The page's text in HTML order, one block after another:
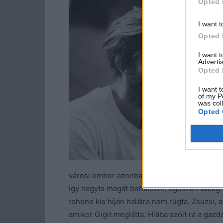
I want
Opted
I want
Opted
I want
of my
was
Opted
városi ember azonban nem ismerte őt és
Így hagyta magát behálózni, egészen
tehene kis híján halálra nem rúgta. Zsuzsi,
amikor Gigit meglátta. Hiába szólt rá a